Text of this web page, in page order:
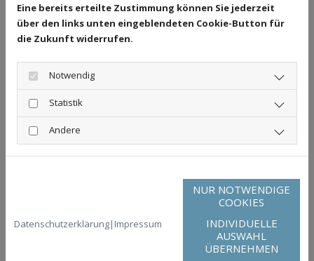
Eine bereits erteilte Zustimmung können Sie jederzeit
über den links unten eingeblendeten Cookie-Button für
die Zukunft widerrufen.
Notwendig
Statistik
Andere
Datenschutzerklärung| Impressum
NUR NOTWENDIGE
COOKIES
INDIVIDUELLE
AUSWAHL
ÜBERNEHMEN